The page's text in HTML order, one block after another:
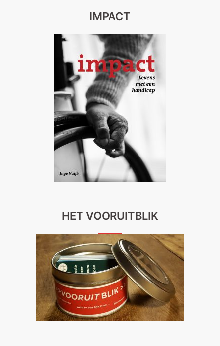
IMPACT
HET VOORUITBLIK